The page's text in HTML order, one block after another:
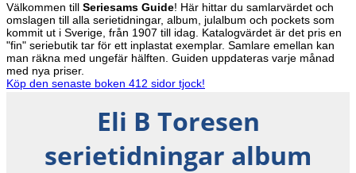
Välkommen till Seriesams Guide! Här hittar du samlarvärdet och
omslagen till alla serietidningar, album, julalbum och pockets som
kommit ut i Sverige, från 1907 till idag. Katalogvärdet är det pris en
"fin" seriebutik tar för ett inplastat exemplar. Samlare emellan kan
man räkna med ungefär hälften. Guiden uppdateras varje månad
med nya priser.
Köp den senaste boken 412 sidor tjock!
Eli B Toresen
serietidningar album